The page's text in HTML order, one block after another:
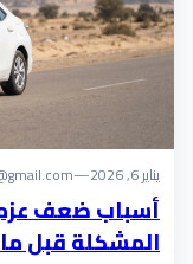
يناير 6, 2026 —
أسباب ضعف عزم
المشكلة قبل